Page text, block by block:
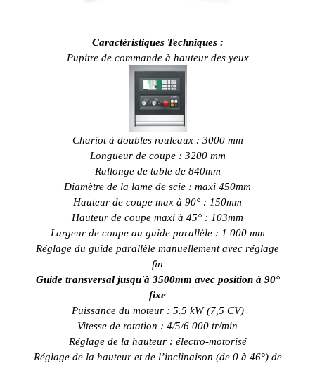
Caractéristiques Techniques :
Pupitre de commande à hauteur des yeux
Chariot à doubles rouleaux : 3000 mm
Longueur de coupe : 3200 mm
Rallonge de table de 840mm
Diamètre de la lame de scie : maxi 450mm
Hauteur de coupe max à 90° : 150mm
Hauteur de coupe maxi à 45° : 103mm
Largeur de coupe au guide parallèle : 1 000 mm
Réglage du guide parallèle manuellement avec réglage
fin
Guide transversal jusqu'à 3500mm avec position à 90°
fixe
Puissance du moteur : 5.5 kW (7,5 CV)
Vitesse de rotation : 4/5/6 000 tr/min
Réglage de la hauteur : électro-motorisé
Réglage de la hauteur et de l’inclinaison (de 0 à 46°) de